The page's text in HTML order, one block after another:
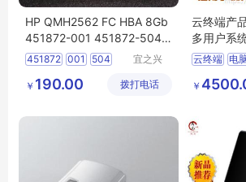
HP QMH2562 FC HBA 8Gb
451872-001 451872-504
光纤卡
451872 001
504
QMH2562 HBA8Gb
宜之兴
科技有限
￥ 190.00 拨打电话
云终端产
多用户系
面电脑
云终端 电
￥